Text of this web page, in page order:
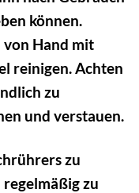
können.
von Hand mit
reinigen. Achten
zu
und verstauen.
zu
zu